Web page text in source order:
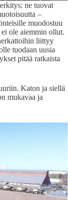
ne tuovat
–
muodostuu
ole aiemmin ollut.
liittyy
tuodaan uusia
pitää ratkaista
Katon ja siellä
mukavaa ja